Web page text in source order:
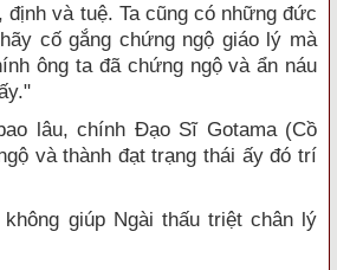
định và tuệ. Ta cũng có những đức
cố gắng chứng ngộ giáo lý mà
ông ta đã chứng ngộ và ẩn náu
lâu, chính Đạo Sĩ Gotama (Cồ
và thành đạt trạng thái ấy đó trí
giúp Ngài thấu triệt chân lý